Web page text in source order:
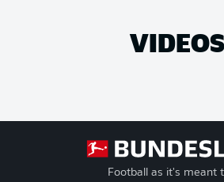
VIDEOS
Football as it's meant